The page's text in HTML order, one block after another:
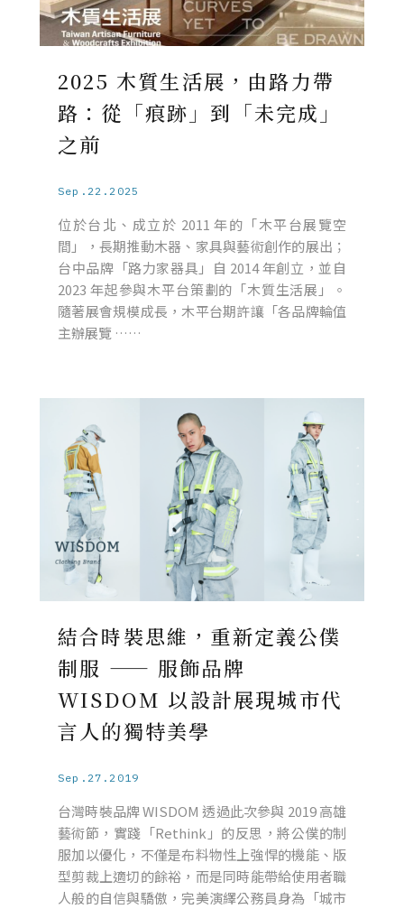
2025 木質生活展，由路力帶
路：從「痕跡」到「未完成」
之前
Sep.22.2025
位於台北、成立於 2011 年的「木平台展覽空
間」，長期推動木器、家具與藝術創作的展出；
台中品牌「路力家器具」自 2014 年創立，並自
2023 年起參與木平台策劃的「木質生活展」。
隨著展會規模成長，木平台期許讓「各品牌輪值
主辦展覽 ……
結合時裝思維，重新定義公僕
制服 —— 服飾品牌
WISDOM 以設計展現城市代
言人的獨特美學
Sep.27.2019
台灣時裝品牌 WISDOM 透過此次參與 2019 高雄
藝術節，實踐「Rethink」的反思，將公僕的制
服加以優化，不僅是布料物性上強悍的機能、版
型剪裁上適切的餘裕，而是同時能帶給使用者職
人般的自信與驕傲，完美演繹公務員身為「城市